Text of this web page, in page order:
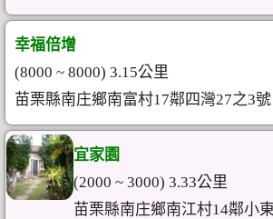
幸福倍增
(8000 ~ 8000) 3.15公里
苗栗縣南庄鄉南富村17鄰四灣27之3號
宜家園
(2000 ~ 3000) 3.33公里
苗栗縣南庄鄉南江村14鄰小